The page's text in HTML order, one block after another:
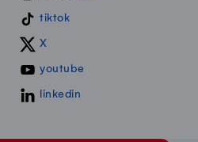
tiktok
X
youtube
linkedin